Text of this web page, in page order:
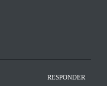
RESPONDER